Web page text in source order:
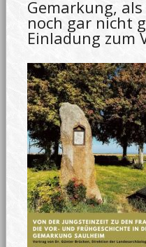
Gemarkung,
noch gar nicht
Einladung zum